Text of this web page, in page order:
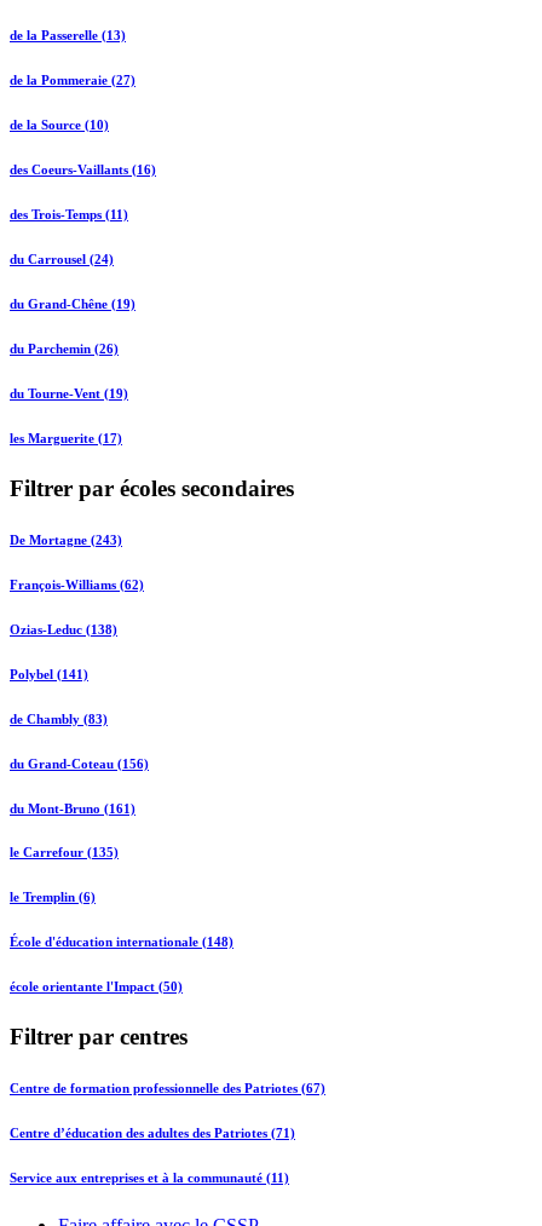
de la Passerelle (13)
de la Pommeraie (27)
de la Source (10)
des Coeurs-Vaillants (16)
des Trois-Temps (11)
du Carrousel (24)
du Grand-Chêne (19)
du Parchemin (26)
du Tourne-Vent (19)
les Marguerite (17)
Filtrer par écoles secondaires
De Mortagne (243)
François-Williams (62)
Ozias-Leduc (138)
Polybel (141)
de Chambly (83)
du Grand-Coteau (156)
du Mont-Bruno (161)
le Carrefour (135)
le Tremplin (6)
École d'éducation internationale (148)
école orientante l'Impact (50)
Filtrer par centres
Centre de formation professionnelle des Patriotes (67)
Centre d’éducation des adultes des Patriotes (71)
Service aux entreprises et à la communauté (11)